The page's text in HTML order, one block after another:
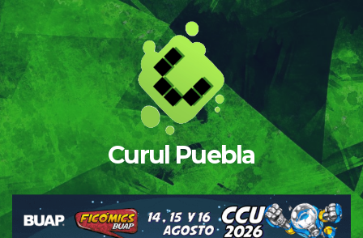
Saltar
al
contenido
Curul Puebla